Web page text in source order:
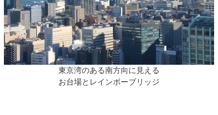
東京湾のある南方向に見える
お台場とレインボーブリッジ